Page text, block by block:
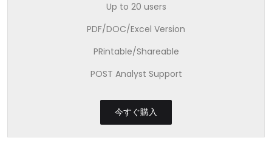
Up to 20 users
PDF/DOC/Excel Version
PRintable/Shareable
POST Analyst Support
今すぐ購入